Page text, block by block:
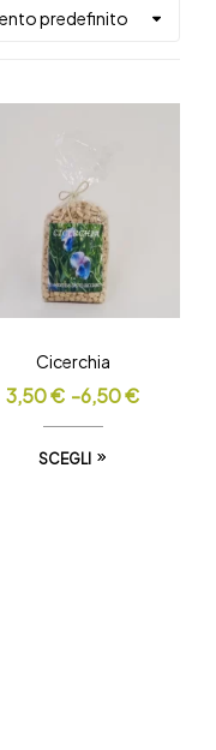
Cicerchia
3,50€ -6,50€
SCEGLI